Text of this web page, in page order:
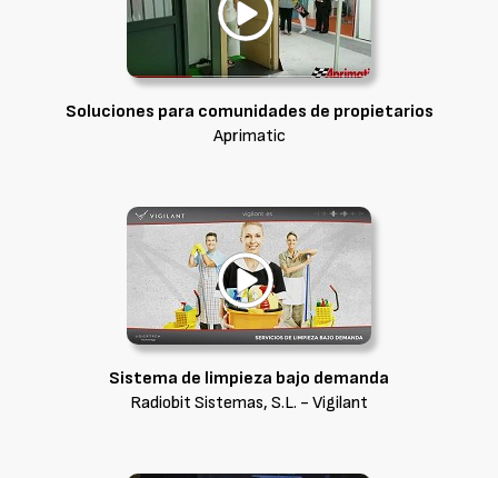
Soluciones para comunidades de propietarios
Aprimatic
Sistema de limpieza bajo demanda
Radiobit Sistemas, S.L. - Vigilant